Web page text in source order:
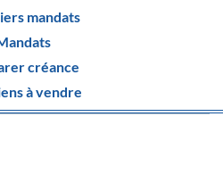
mandats
créance
à vendre